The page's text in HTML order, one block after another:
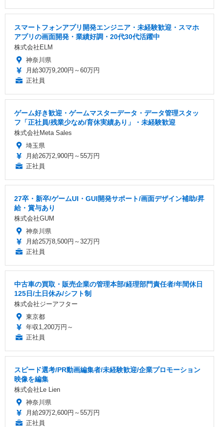
スマートフォンアプリ開発エンジニア・未経験歓迎・スマホ
アプリの画面開発・業績好調・20代30代活躍中
株式会社ELM
神奈川県
月給30万9,200円～60万円
正社員
ゲーム好き歓迎・ゲームマスターデータ・データ管理スタッ
フ「正社員/残業少なめ/育休実績あり」・未経験歓迎
株式会社Meta Sales
埼玉県
月給26万2,900円～55万円
正社員
27卒・新卒/ゲームUI・GUI開発サポート/画面デザイン補助/昇
給・賞与あり
株式会社GUM
神奈川県
月給25万8,500円～32万円
正社員
中古車の買取・販売企業の管理本部/経理部門責任者/年間休日
125日/土日休み/シフト制
株式会社ジーアフター
東京都
年収1,200万円～
正社員
スピード選考/PR動画編集者/未経験歓迎/企業プロモーション
映像を編集
株式会社Le Lien
神奈川県
月給29万2,600円～55万円
正社員